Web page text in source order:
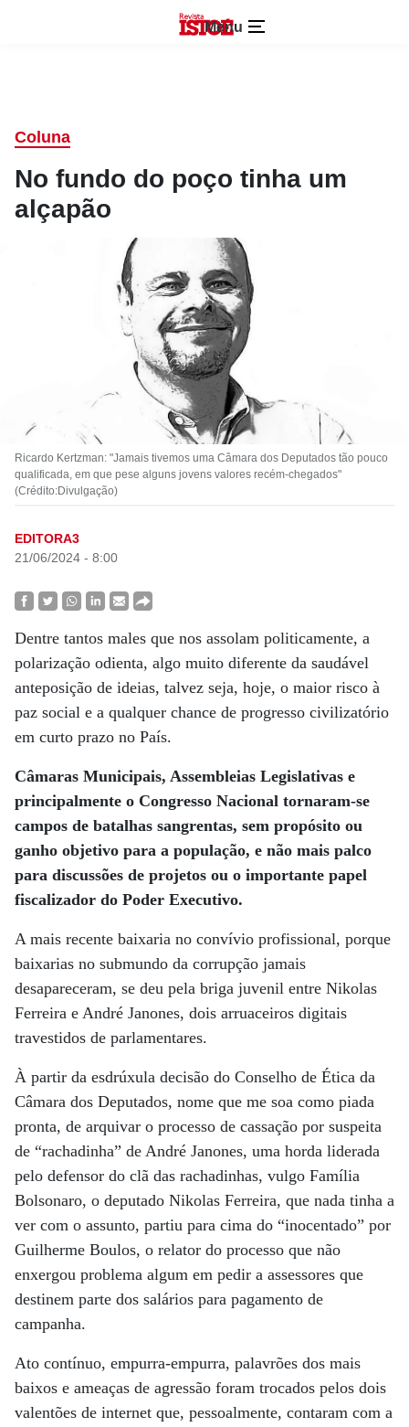
Menu
Coluna
No fundo do poço tinha um
alçapão
Ricardo Kertzman: "Jamais tivemos uma Câmara dos Deputados tão pouco
qualificada, em que pese alguns jovens valores recém-chegados"
(Crédito:Divulgação)
EDITORA3
21/06/2024 - 8:00
Dentre tantos males que nos assolam politicamente, a
polarização odienta, algo muito diferente da saudável
anteposição de ideias, talvez seja, hoje, o maior risco à
paz social e a qualquer chance de progresso civilizatório
em curto prazo no País.
Câmaras Municipais, Assembleias Legislativas e
principalmente o Congresso Nacional tornaram-se
campos de batalhas sangrentas, sem propósito ou
ganho objetivo para a população, e não mais palco
para discussões de projetos ou o importante papel
fiscalizador do Poder Executivo.
A mais recente baixaria no convívio profissional, porque
baixarias no submundo da corrupção jamais
desapareceram, se deu pela briga juvenil entre Nikolas
Ferreira e André Janones, dois arruaceiros digitais
travestidos de parlamentares.
À partir da esdrúxula decisão do Conselho de Ética da
Câmara dos Deputados, nome que me soa como piada
pronta, de arquivar o processo de cassação por suspeita
de “rachadinha” de André Janones, uma horda liderada
pelo defensor do clã das rachadinhas, vulgo Família
Bolsonaro, o deputado Nikolas Ferreira, que nada tinha a
ver com o assunto, partiu para cima do “inocentado” por
Guilherme Boulos, o relator do processo que não
enxergou problema algum em pedir a assessores que
destinem parte dos salários para pagamento de
campanha.
Ato contínuo, empurra-empurra, palavrões dos mais
baixos e ameaças de agressão foram trocados pelos dois
valentões de internet que, pessoalmente, contaram com a